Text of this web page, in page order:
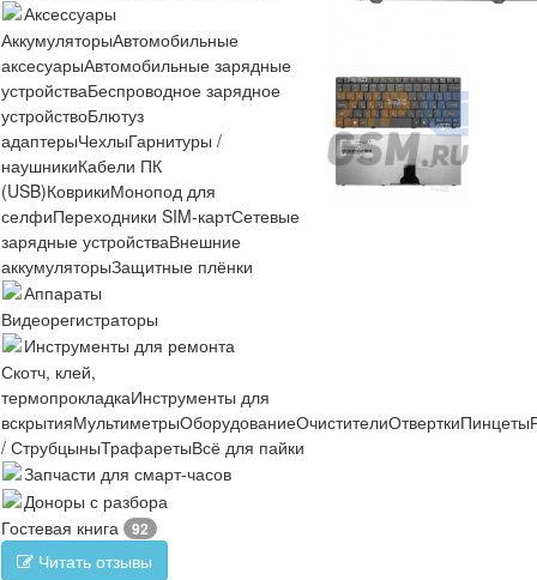
Аксессуары
АккумуляторыАвтомобильные
аксесуарыАвтомобильные зарядные
устройстваБеспроводное зарядное
устройствоБлютуз
адаптерыЧехлыГарнитуры /
наушникиКабели ПК
(USB)КоврикиМонопод для
селфиПереходники SIM-картСетевые
зарядные устройстваВнешние
аккумуляторыЗащитные плёнки
Аппараты
Видеорегистраторы
Инструменты для ремонта
Скотч, клей,
термопрокладкаИнструменты для
вскрытияМультиметрыОборудованиеОчистителиОтверткиПинцеты
/ СтрубцыныТрафаретыВсё для пайки
Запчасти для смарт-часов
Доноры с разбора
Гостевая книга
92
Читать отзывы